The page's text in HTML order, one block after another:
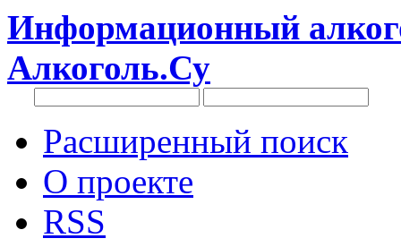
Информационный
Алкоголь.Су
Расширенный поиск
О проекте
RSS